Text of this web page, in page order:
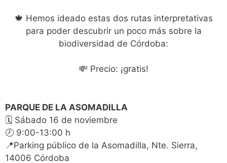
🍁 Hemos ideado estas dos rutas interpretativas
para poder descubrir un poco más sobre la
biodiversidad de Córdoba:
💸 Precio: ¡gratis!
PARQUE DE LA ASOMADILLA
🗓 Sábado 16 de noviembre
🕗 9:00-13:00 h
📍Parking público de la Asomadilla, Nte. Sierra,
14006 Córdoba